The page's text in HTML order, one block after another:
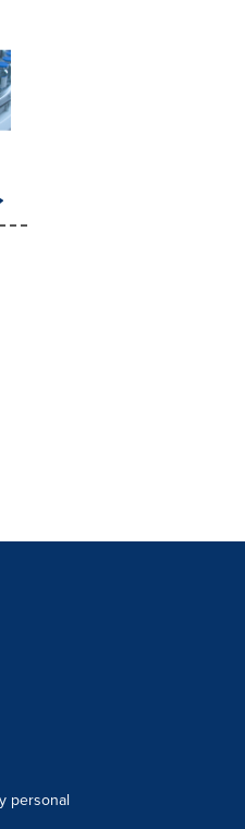
personal